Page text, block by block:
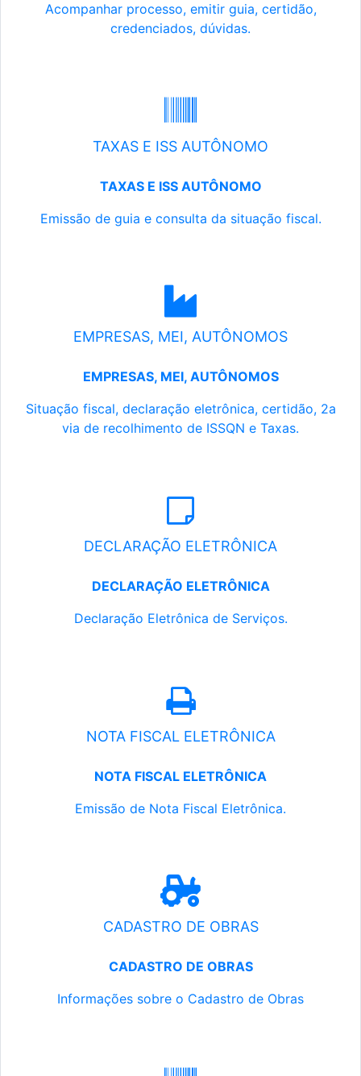
Acompanhar processo, emitir guia, certidão,
credenciados, dúvidas.
TAXAS E ISS AUTÔNOMO
TAXAS E ISS AUTÔNOMO
Emissão de guia e consulta da situação fiscal.
EMPRESAS, MEI, AUTÔNOMOS
EMPRESAS, MEI, AUTÔNOMOS
Situação fiscal, declaração eletrônica, certidão, 2a
via de recolhimento de ISSQN e Taxas.
DECLARAÇÃO ELETRÔNICA
DECLARAÇÃO ELETRÔNICA
Declaração Eletrônica de Serviços.
NOTA FISCAL ELETRÔNICA
NOTA FISCAL ELETRÔNICA
Emissão de Nota Fiscal Eletrônica.
CADASTRO DE OBRAS
CADASTRO DE OBRAS
Informações sobre o Cadastro de Obras